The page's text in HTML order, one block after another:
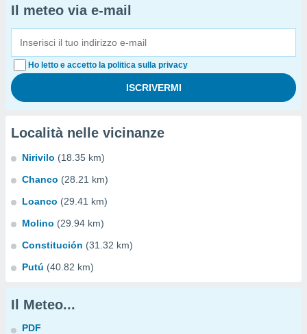
Il meteo via e-mail
Ho letto e accetto la politica sulla privacy
Località nelle vicinanze
Nirivilo (18.35 km)
Chanco (28.21 km)
Loanco (29.41 km)
Molino (29.94 km)
Constitución (31.32 km)
Putú (40.82 km)
Il Meteo...
PDF